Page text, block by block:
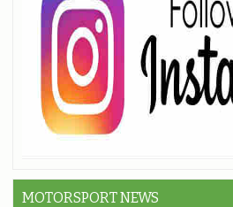
MOTORSPORT NEWS